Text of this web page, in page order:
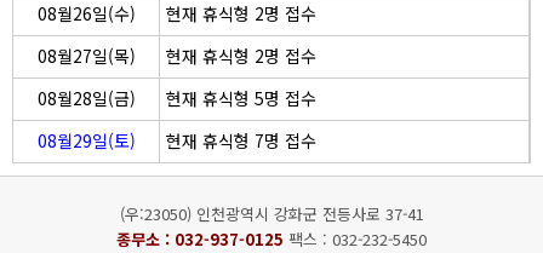
08월26일(수)
현재 휴식형 2명 접수
08월27일(목)
현재 휴식형 2명 접수
08월28일(금)
현재 휴식형 5명 접수
08월29일(토)
현재 휴식형 7명 접수
(우:23050) 인천광역시 강화군 전등사로 37-41
종무소 : 032-937-0125 팩스 : 032-232-5450